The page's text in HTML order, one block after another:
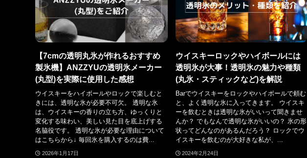
【7cmの透明丸氷が作れるおすすめ
製氷機】ANZZYUの透明氷メーカー
(丸型)を実際に使用した感想
ウイスキーをハイボールやロックで楽しむと
きには、透明な氷が必要不可欠。 透明な氷
は、ウイスキーの香りの立ち方、ゆっくりと
変化する味わい、美しい見た目を底上げする
名脇役です。 透明な氷が必要な理由について
はこちらから↓ 毎回氷を購入するのは費...
2026年1月17日
ウイスキーロックやハイボールには
透明氷が大事！透明氷の魅力や種類
(丸氷・スティックなど)を解説
Barでウイスキーをロックやハイボールで頼む
と、よく透明な氷に入ってきます。 ウイスキ
ーを飲むときは透明な氷がいいって聞きませ
んか？ でもなんで透明な氷がいいの？ 氷の形
状ってどんなのがあるんだろう？ ロックでウ
イスキーを飲むのが大好きな私が、...
2024年2月24日